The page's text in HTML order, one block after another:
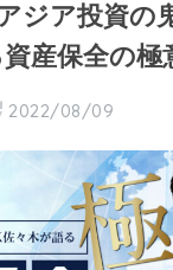
ジア投資の
産保全の極
2022/08/09